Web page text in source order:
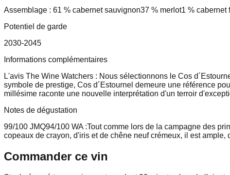
Assemblage : 61 % cabernet sauvignon37 % merlot1 % cabernet
Potentiel de garde
2030-2045
Informations complémentaires
L'avis The Wine Watchers : Nous sélectionnons le Cos
symbole de prestige, Cos d´Estournel demeure une référence
millésime raconte une nouvelle interprétation d'un terroir
Notes de dégustation
99/100 JMQ94/100 WA :Tout comme lors de la campagne des
copeaux de crayon, d'iris et de chêne neuf crémeux, il est
Commander ce vin